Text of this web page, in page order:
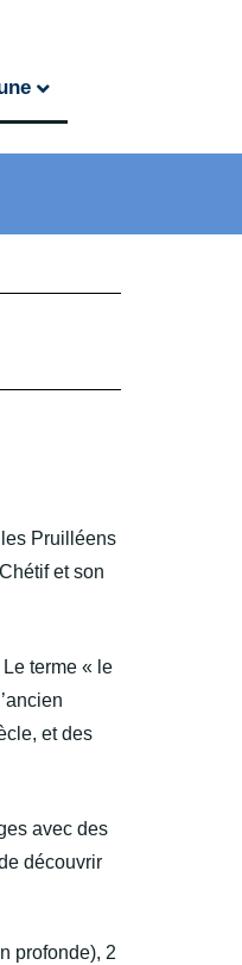
Pruilléens
et son
terme « le
et des
avec des
découvrir
profonde), 2